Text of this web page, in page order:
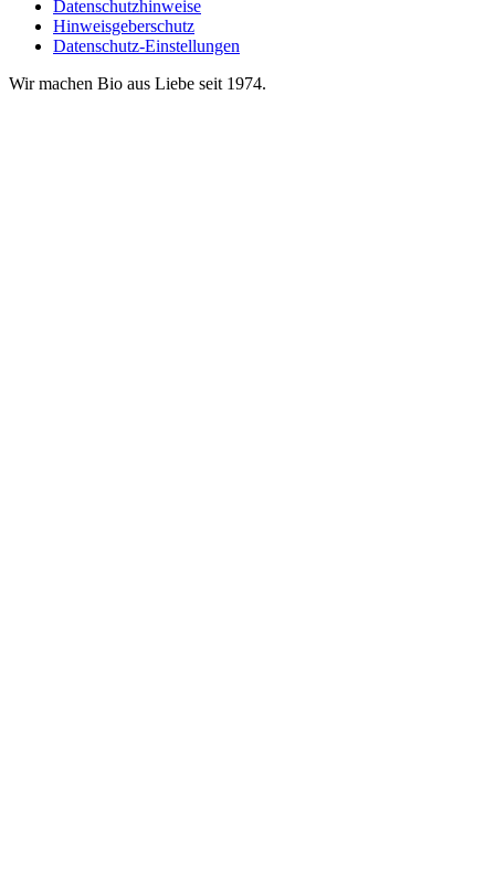
Datenschutzhinweise
Hinweisgeberschutz
Datenschutz-Einstellungen
Wir machen Bio aus Liebe seit 1974.